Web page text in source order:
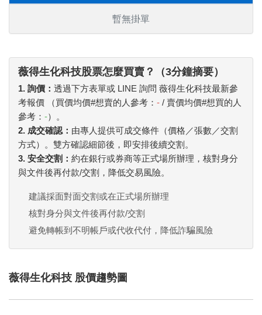
暫無掛單
薇得生化科技股票怎麼買賣？（3分鐘摘要）
1. 詢價： 透過下方表單或 LINE 詢問 薇得生化科技最新參
考報價 （買價均價#想賣的人參考： - / 賣價均價#想買的人
參考： -）。
2. 成交確認： 由專人提供可成交條件（價格／張數／交割
方式）。雙方確認細節後，即安排後續交割。
3. 安全交割： 約在銀行或券商等正式場所辦理，核對身分
與文件後再付款/交割，降低交易風險。
建議採面對面交割或在正式場所辦理
核對身分與文件後再付款/交割
避免轉帳到不明帳戶或代收代付，降低詐騙風險
薇得生化科技 股價趨勢圖